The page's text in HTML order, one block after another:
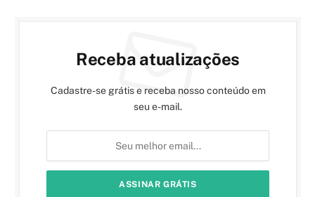
Receba atualizações
Cadastre-se grátis e receba nosso conteúdo em
seu e-mail.